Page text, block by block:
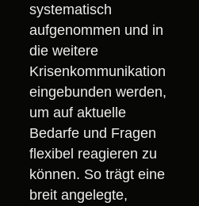
systematisch
aufgenommen und in
die weitere
Krisenkommunikation
eingebunden werden,
um auf aktuelle
Bedarfe und Fragen
flexibel reagieren zu
können. So trägt eine
breit angelegte,